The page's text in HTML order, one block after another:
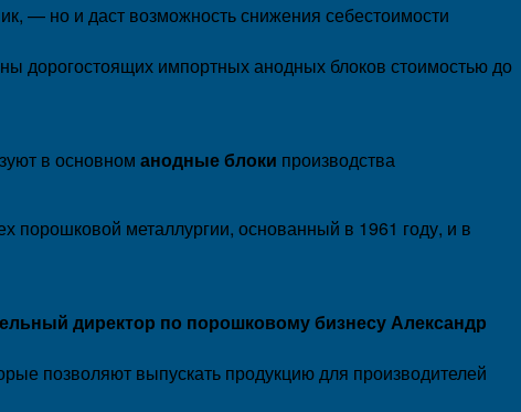
— но и даст возможность снижения себестоимости
дорогостоящих импортных анодных блоков стоимостью до
в основном анодные блоки производства
порошковой металлургии, основанный в 1961 году, и в
директор по порошковому бизнесу Александр
позволяют выпускать продукцию для производителей